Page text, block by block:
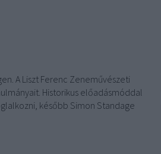
A Liszt Ferenc Zeneművészeti
Historikus előadásmóddal
később Simon Standage